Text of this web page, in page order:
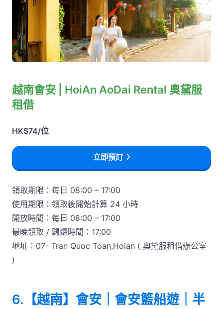
越南會安 | HoiAn AoDai Rental 奧黛服
租借
HK$74/位
立即預訂
領取期限：每日 08:00 – 17:00
使用期限：領取後開始計算 24 小時
開放時間：每日 08:00 – 17:00
最晚領取 / 歸還時間：17:00
地址：07- Tran Quoc Toan,Hoian ( 奧黛服租借辦公室
)
6.【越南】會安｜會安籃船遊｜半